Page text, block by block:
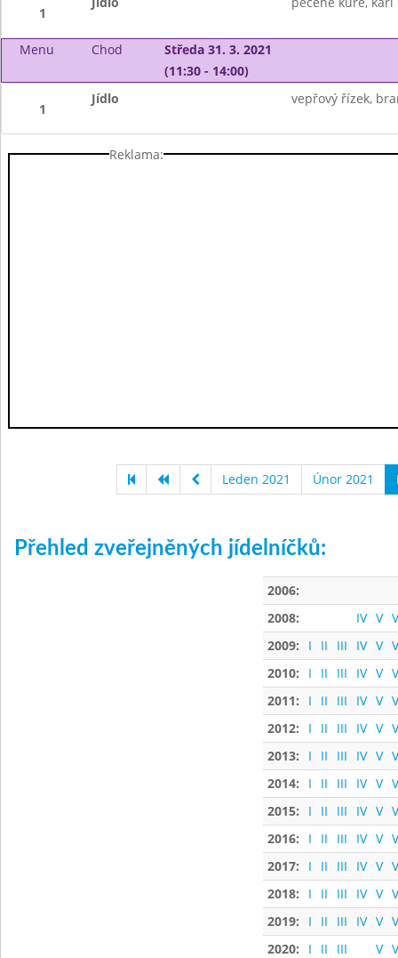
1
Menu Chod
Středa 31. 3. 2021
(11:30 - 14:00)
1
Jídlo vepřový řízek,
Reklama:
Leden 2021 Únor 2021
Přehled zveřejněných jídelníčků:
2006:
2008:
IV V
2009:
I II III IV V
2010:
I II III IV V
2011:
I II III IV V
2012:
I II III IV V
2013:
I II III IV V
2014:
I II III IV V
2015:
I II III IV V
2016:
I II III IV V
2017:
I II III IV V
2018:
I II III IV V
2019:
I II III IV V
2020:
I II III V